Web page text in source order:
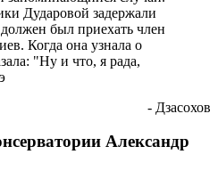
Дударовой задержали
должен был приехать член
Когда она узнала о
"Ну и что, я рада,
- Дзасохов
Александр